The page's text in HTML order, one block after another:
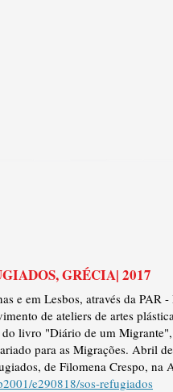
GRÉCIA| 2017
e em Lesbos, através da PAR -
de ateliers de artes
do livro "Diário de um
para as Migrações. Abril
de Filomena Crespo, na
e290818/sos-refugiados